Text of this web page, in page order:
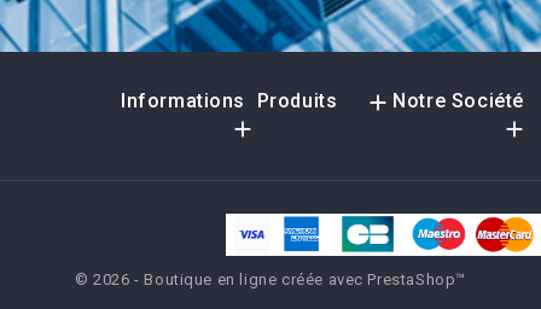
Informations

Produits  Notre Société

© 2026 - Boutique en ligne créée avec PrestaShop™